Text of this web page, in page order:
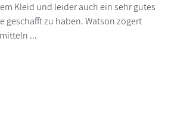
Kleid und leider auch ein sehr gutes
geschafft zu haben. Watson zögert
...